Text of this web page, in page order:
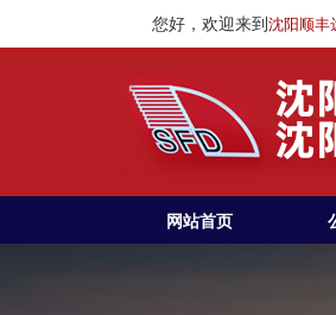
您好，欢迎来到沈阳顺丰
网站首页